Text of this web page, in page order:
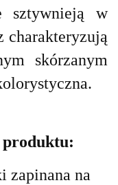
sztywnieją w
charakteryzują
skórzanym
produktu:
zapinana na